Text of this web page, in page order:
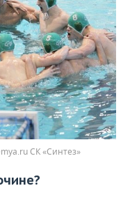
СК «Синтез»
?